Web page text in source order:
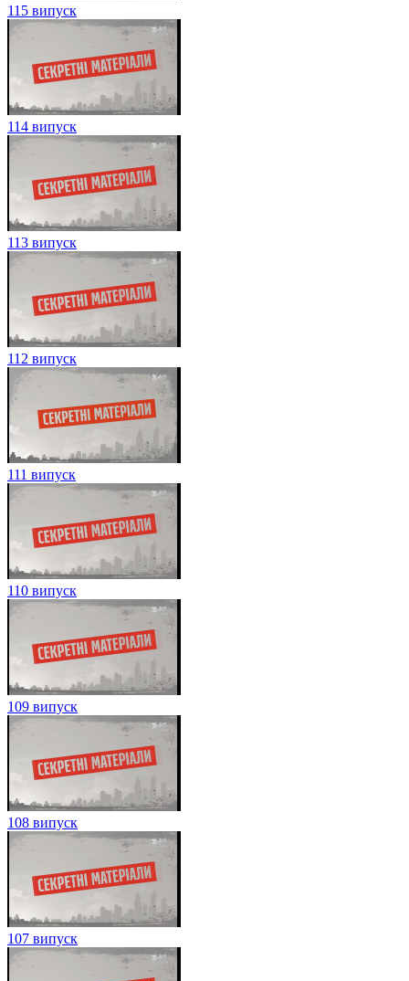
115 випуск
114 випуск
113 випуск
112 випуск
111 випуск
110 випуск
109 випуск
108 випуск
107 випуск